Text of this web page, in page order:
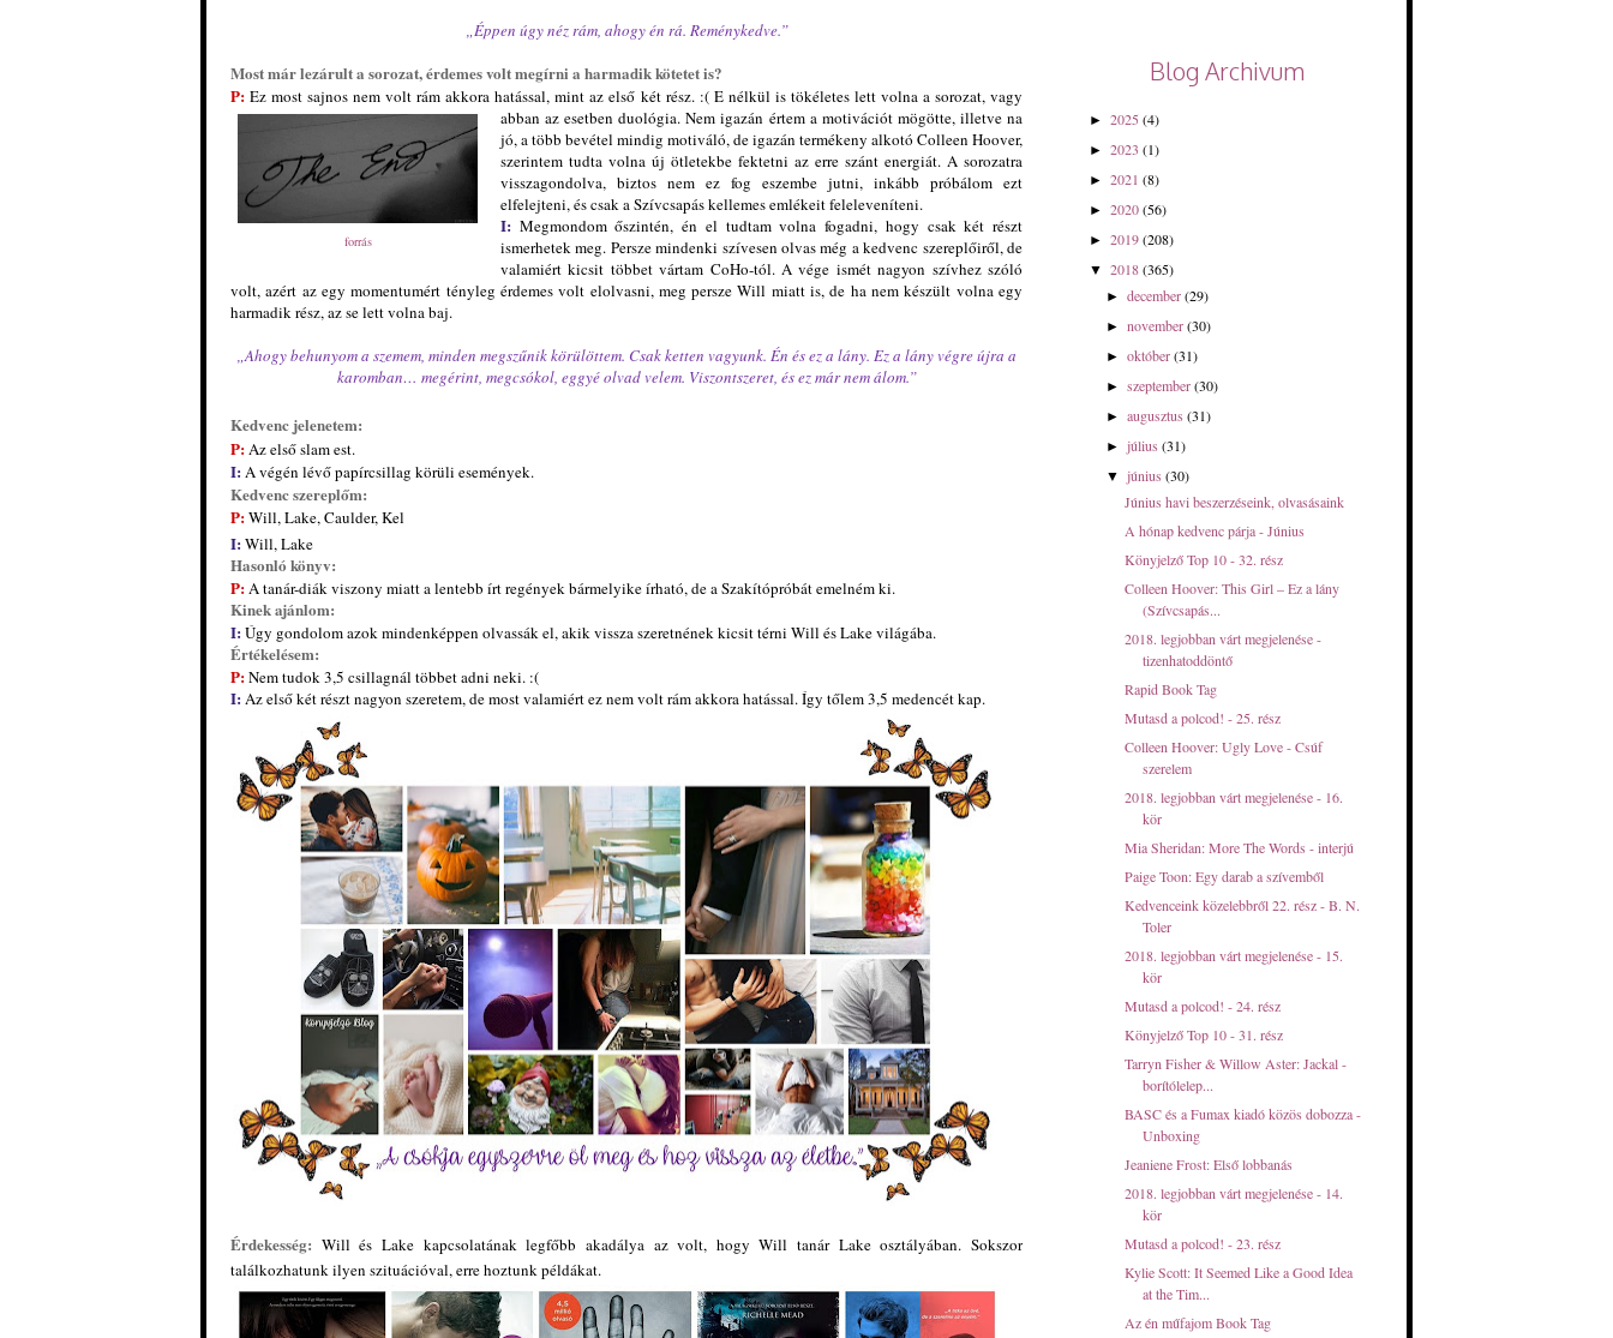
„Éppen úgy néz rám, ahogy én rá. Reménykedve.”
Most már lezárult a sorozat, érdemes volt megírni a harmadik kötetet is?
P: Ez most sajnos nem volt rám akkora hatással, mint az első két rész. :( E nélkül is tökéletes lett volna a sorozat, vagy
abban az esetben duológia. Nem igazán értem a motivációt
forrás
mögötte, illetve na
jó, a több bevétel mindig motiváló, de igazán termékeny alkotó Colleen Hoover,
szerintem tudta volna új ötletekbe fektetni az erre szánt energiát. A sorozatra
visszagondolva, biztos nem ez fog eszembe jutni, inkább próbálom ezt
elfelejteni, és csak a Szívcsapás kellemes emlékeit feleleveníteni.
I: Megmondom őszintén, én el tudtam volna fogadni, hogy csak két részt
ismerhetek meg. Persze mindenki szívesen olvas még a kedvenc szereplőiről, de
valamiért kicsit többet vártam CoHo-tól. A vége ismét nagyon szívhez szóló
volt, azért az egy momentumért tényleg érdemes volt elolvasni, meg persze Will miatt is, de ha nem készült volna egy
harmadik rész, az se lett volna baj.
„Ahogy behunyom a szemem, minden megszűnik körülöttem. Csak ketten vagyunk. Én és ez a lány. Ez a lány végre újra a
karomban… megérint, megcsókol, eggyé olvad velem. Viszontszeret, és ez már nem álom.”
Kedvenc jelenetem:
P:Az első slam est.
I: A végén lévő papírcsillag körüli események.
Kedvenc szereplőm:
P:Will, Lake, Caulder, Kel
I: Will, Lake
Hasonló könyv:
P:A tanár-diák viszony miatt a lentebb írt regények bármelyike írható, de a Szakítópróbát emelném ki.
Kinek ajánlom:
I: Úgy gondolom azok mindenképpen olvassák el, akik vissza szeretnének kicsit térni Will és Lake világába.
Értékelésem:
P:Nem tudok 3,5 csillagnál többet adni neki. :(
I: Az első két részt nagyon szeretem, de most valamiért ez nem volt rám akkora hatással. Így tőlem 3,5 medencét kap.
Érdekesség: Will és Lake kapcsolatának legfőbb akadálya az volt, hogy Will tanár Lake osztályában. Sokszor
találkozhatunk ilyen szituációval, erre hoztunk példákat.
Blog Archivum
► 2025 (4)
► 2023 (1)
► 2021 (8)
► 2020(56)
► 2019(208)
▼ 2018(365)
►december (29)
►november (30)
►október (31)
►szeptember (30)
►augusztus (31)
►július (31)
▼ június (30)
Június havi beszerzéseink, olvasásaink
A hónap kedvenc párja - Június
Könyjelző Top 10 - 32. rész
Colleen Hoover: This ​Girl – Ez a lány
(Szívcsapás...
2018. legjobban várt megjelenése -
tizenhatoddöntő
Rapid Book Tag
Mutasd a polcod! - 25. rész
Colleen Hoover: Ugly Love - Csúf
szerelem
2018. legjobban várt megjelenése - 16.
kör
Mia Sheridan: More The Words - interjú
Paige Toon: Egy ​darab a szívemből
Kedvenceink közelebbről 22. rész - B. N.
Toler
2018. legjobban várt megjelenése - 15.
kör
Mutasd a polcod! - 24. rész
Könyjelző Top 10 - 31. rész
Tarryn Fisher & Willow Aster: Jackal -
borítólelep...
BASC és a Fumax kiadó közös dobozza -
Unboxing
Jeaniene Frost: Első ​lobbanás
2018. legjobban várt megjelenése - 14.
kör
Mutasd a polcod! - 23. rész
Kylie Scott: It Seemed Like a Good Idea
at the Tim...
Az én műfajom Book Tag